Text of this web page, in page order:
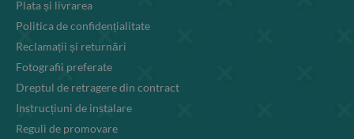
Plata și livrarea
Politica de confidențialitate
Reclamații și returnări
Fotografii preferate
Dreptul de retragere din contract
Instrucțiuni de instalare
Reguli de promovare